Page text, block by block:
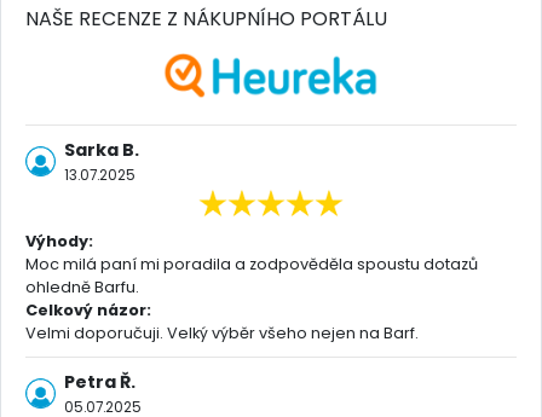
NAŠE RECENZE Z NÁKUPNÍHO PORTÁLU
Sarka B.
13.07.2025
Výhody:
Moc milá paní mi poradila a zodpověděla spoustu dotazů
ohledně Barfu.
Celkový názor:
Velmi doporučuji. Velký výběr všeho nejen na Barf.
Petra Ř.
05.07.2025